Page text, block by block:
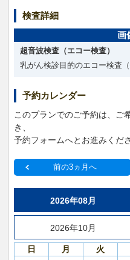
検査詳細
画
超音波検査（エコー検査）
乳がん検診目的のエコー検査（
予約カレンダー
このプランでのご予約は、ご
き、
予約フォームへとお進みくださ
前の3ヵ月へ
2026年08月
2026年10月
日 月 火